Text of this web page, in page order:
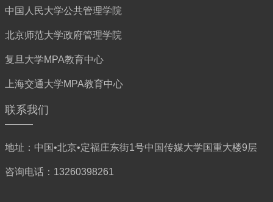
中国人民大学公共管理学院
北京师范大学政府管理学院
复旦大学MPA教育中心
上海交通大学MPA教育中心
联系我们
地址：中国•北京•定福庄东街1号中国传媒大学国重大楼9层
咨询电话：13260398261